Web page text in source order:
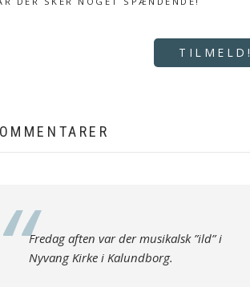
TILMELD!
Fredag aften var der musikalsk ”ild” i
Nyvang Kirke i Kalundborg.